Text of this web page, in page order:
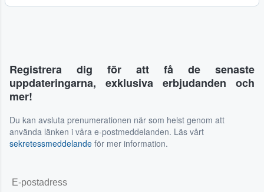
Registrera dig för att få de senaste
uppdateringarna, exklusiva erbjudanden och
mer!
Du kan avsluta prenumerationen när som helst genom att
använda länken i våra e-postmeddelanden. Läs vårt
sekretessmeddelande för mer information.